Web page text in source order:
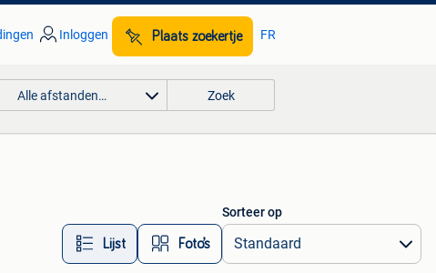
Inloggen Plaats zoekertje FR
Alle afstanden… Zoek
Lijst Foto’s
Sorteer op